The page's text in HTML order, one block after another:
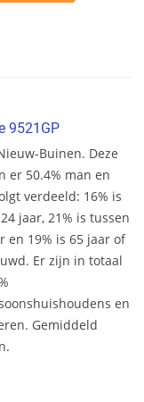
9521GP
Buinen. Deze
er 50.4% man en
verdeeld: 16% is
jaar, 21% is tussen
en 19% is 65 jaar of
Er zijn in totaal
en
Gemiddeld